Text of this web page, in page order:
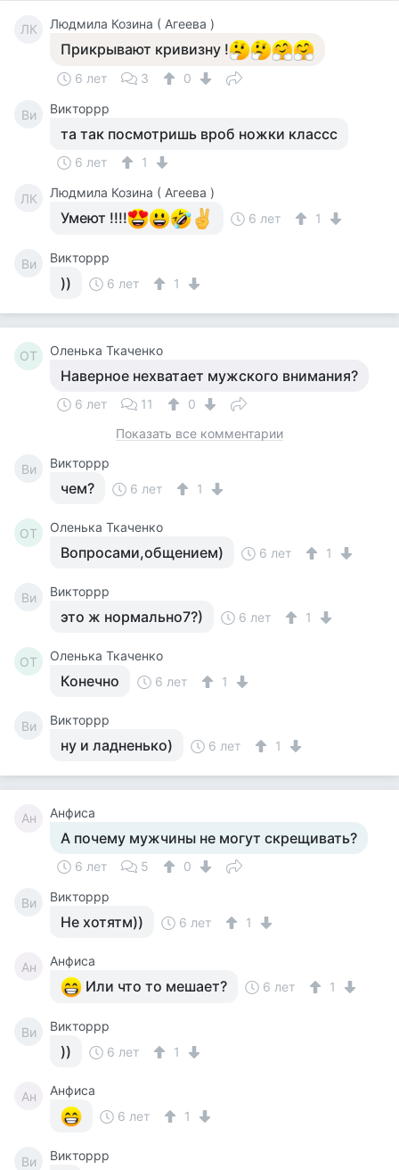
ЛК Людмила Козина ( Агеева )
Прикрывают кривизну !
6 лет 3 0
Ви Викторрр
та так посмотришь вроб ножки классс
6 лет 1
ЛК Людмила Козина ( Агеева )
Умеют !!!! 6 лет 1
Ви Викторрр
)) 6 лет 1
ОТ Оленька Ткаченко
Наверное нехватает мужского внимания?
6 лет 11
0
Показать все комментарии
Ви Викторрр
чем? 6 лет 1
ОТ Оленька Ткаченко
Вопросами,общением) 6 лет 1
Ви Викторрр
это ж нормально7?) 6 лет 1
ОТ Оленька Ткаченко
Конечно 6 лет 1
Ви Викторрр
ну и ладненько) 6 лет 1
Ан Анфиса
А почему мужчины не могут скрещивать?
6 лет 5 0
Ви Викторрр
Не хотятм)) 6 лет 1
Ан Анфиса
Или что то мешает? 6 лет 1
Ви Викторрр
)) 6 лет 1
Ан
Анфиса
6 лет
1
Ви Викторрр